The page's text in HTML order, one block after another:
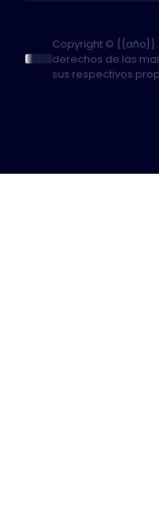
Copyright ©
derechos de las
sus respectivos